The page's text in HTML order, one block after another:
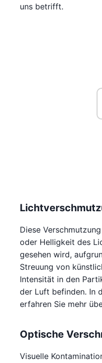
uns betrifft.
Diese
oder Helligkeit des
gesehen wird,
Streuung von
Intensität in den
der Luft befinden. In
erfahren Sie mehr
Optische
Visuelle